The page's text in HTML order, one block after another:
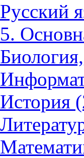
Русский
5.
История